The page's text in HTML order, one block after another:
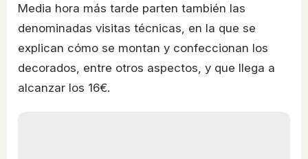
Media hora más tarde parten también las
denominadas visitas técnicas, en la que se
explican cómo se montan y confeccionan los
decorados, entre otros aspectos, y que llega a
alcanzar los 16€.